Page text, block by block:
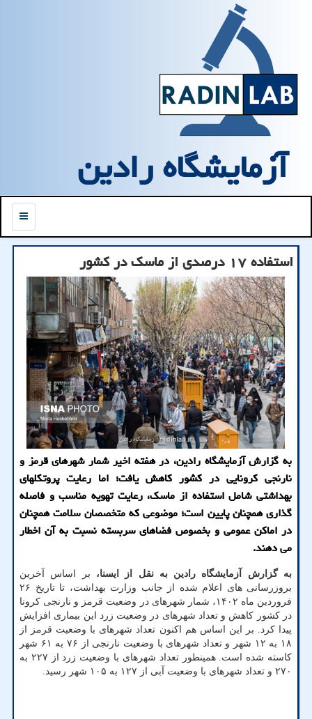
آزمایشگاه رادین
منو
استفاده ۱۷ درصدی از ماسک در کشور
به گزارش آزمایشگاه رادین، در هفته اخیر شمار شهرهای قرمز و
نارنجی کرونایی در کشور کاهش یافت؛ اما رعایت پروتکلهای
بهداشتی شامل استفاده از ماسک، رعایت تهویه مناسب و فاصله
گذاری همچنان پایین است؛ موضوعی که متخصصان سلامت همچنان
در اماکن عمومی و بخصوص فضاهای سربسته نسبت به آن اخطار
می دهند.
به گزارش آزمایشگاه رادین به نقل از ایسنا، بر اساس آخرین
بروزرسانی های اعلام شده از جانب وزارت بهداشت، تا تاریخ ۲۶
فروردین ماه ۱۴۰۲، شمار شهرهای در وضعیت قرمز و نارنجی کرونا
در کشور کاهش و تعداد شهرهای در وضعیت زرد این بیماری افزایش
پیدا کرد. بر این اساس هم اکنون تعداد شهرهای با وضعیت قرمز از
۱۸ به ۱۲ شهر و تعداد شهرهای با وضعیت نارنجی از ۷۶ به ۶۱ شهر
کاسته شده است. همینطور تعداد شهرهای با وضعیت زرد از ۲۲۷ به
۲۷۰ و تعداد شهرهای با وضعیت آبی از ۱۲۷ به ۱۰۵ شهر رسید.